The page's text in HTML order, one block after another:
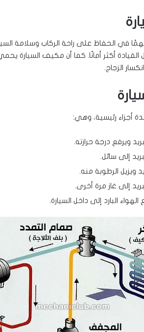
في الحفاظ على راحة الركاب وسلامة
أكثر أمانًا. كما أن مكيف السيارة يحمي
الزجاج.
أجزاء رئيسية، وهي:
ويرفع درجة حرارته.
إلى سائل.
ويزيل الرطوبة منه.
إلى غاز مرة أخرى.
البارد إلى داخل السيارة.